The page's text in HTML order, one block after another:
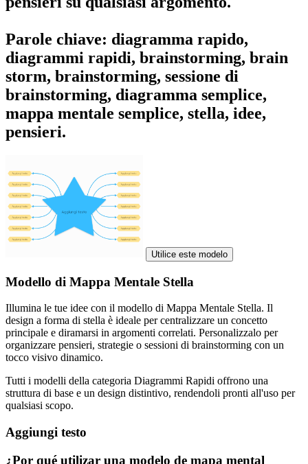
Parole chiave: diagramma rapido,
diagrammi rapidi, brainstorming, brain
storm, brainstorming, sessione di
brainstorming, diagramma semplice,
mappa mentale semplice, stella, idee,
pensieri.
Utilice este modelo
Modello di Mappa Mentale Stella
Illumina le tue idee con il modello di Mappa Mentale Stella. Il
design a forma di stella è ideale per centralizzare un concetto
principale e diramarsi in argomenti correlati. Personalizzalo per
organizzare pensieri, strategie o sessioni di brainstorming con un
tocco visivo dinamico.
Tutti i modelli della categoria Diagrammi Rapidi offrono una
struttura di base e un design distintivo, rendendoli pronti all'uso per
qualsiasi scopo.
Aggiungi testo
¿Por qué utilizar una modelo de mapa mental